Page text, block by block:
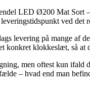
LED Ø200 Mat Sort
ved det
levering på mange af
konkret klokkeslæt, så
men oftest kun
– hvad end man